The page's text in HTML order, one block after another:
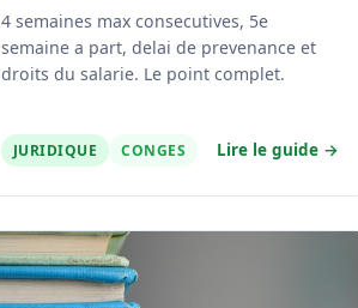
4 semaines max consecutives, 5e
semaine a part, delai de prevenance et
droits du salarie. Le point complet.
JURIDIQUE CONGES Lire le guide →